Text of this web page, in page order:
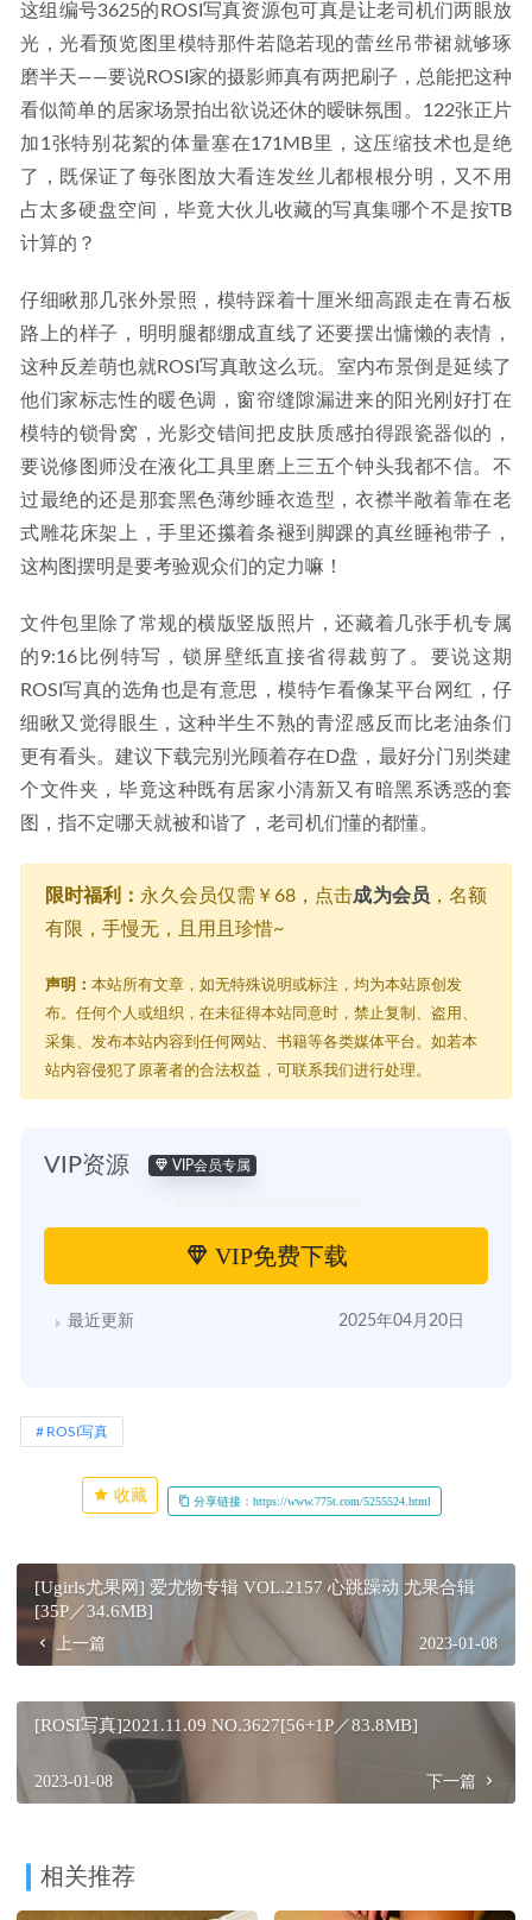
这组编号3625的ROSI写真资源包可真是让老司机们两眼放
光，光看预览图里模特那件若隐若现的蕾丝吊带裙就够琢
磨半天——要说ROSI家的摄影师真有两把刷子，总能把这种
看似简单的居家场景拍出欲说还休的暧昧氛围。122张正片
加1张特别花絮的体量塞在171MB里，这压缩技术也是绝
了，既保证了每张图放大看连发丝儿都根根分明，又不用
占太多硬盘空间，毕竟大伙儿收藏的写真集哪个不是按TB
计算的？
仔细瞅那几张外景照，模特踩着十厘米细高跟走在青石板
路上的样子，明明腿都绷成直线了还要摆出慵懒的表情，
这种反差萌也就ROSI写真敢这么玩。室内布景倒是延续了
他们家标志性的暖色调，窗帘缝隙漏进来的阳光刚好打在
模特的锁骨窝，光影交错间把皮肤质感拍得跟瓷器似的，
要说修图师没在液化工具里磨上三五个钟头我都不信。不
过最绝的还是那套黑色薄纱睡衣造型，衣襟半敞着靠在老
式雕花床架上，手里还攥着条褪到脚踝的真丝睡袍带子，
这构图摆明是要考验观众们的定力嘛！
文件包里除了常规的横版竖版照片，还藏着几张手机专属
的9:16比例特写，锁屏壁纸直接省得裁剪了。要说这期
ROSI写真的选角也是有意思，模特乍看像某平台网红，仔
细瞅又觉得眼生，这种半生不熟的青涩感反而比老油条们
更有看头。建议下载完别光顾着存在D盘，最好分门别类建
个文件夹，毕竟这种既有居家小清新又有暗黑系诱惑的套
图，指不定哪天就被和谐了，老司机们懂的都懂。
限时福利： 永久会员仅需￥68，点击成为会员 ，名额
有限，手慢无，且用且珍惜~
声明： 本站所有文章，如无特殊说明或标注，均为本站原创发
布。任何个人或组织，在未征得本站同意时，禁止复制、盗用、
采集、发布本站内容到任何网站、书籍等各类媒体平台。如若本
站内容侵犯了原著者的合法权益，可联系我们进行处理。
VIP资源 VIP会员专属
VIP免费下载
最近更新 2025年04月20日
ROSI写真
收藏 分享链接：https://www.775t.com/5255524.html
[Ugirls尤果网] 爱尤物专辑 VOL.2157 心跳躁动 尤果合辑
[35P／34.6MB]
上一篇 2023-01-08
[ROSI写真]2021.11.09 NO.3627[56+1P／83.8MB]
2023-01-08 下一篇
相关推荐